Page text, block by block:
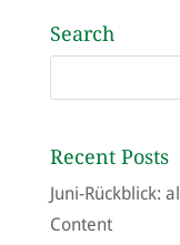
Search
Recent Posts
Juni-Rückblick:
Content